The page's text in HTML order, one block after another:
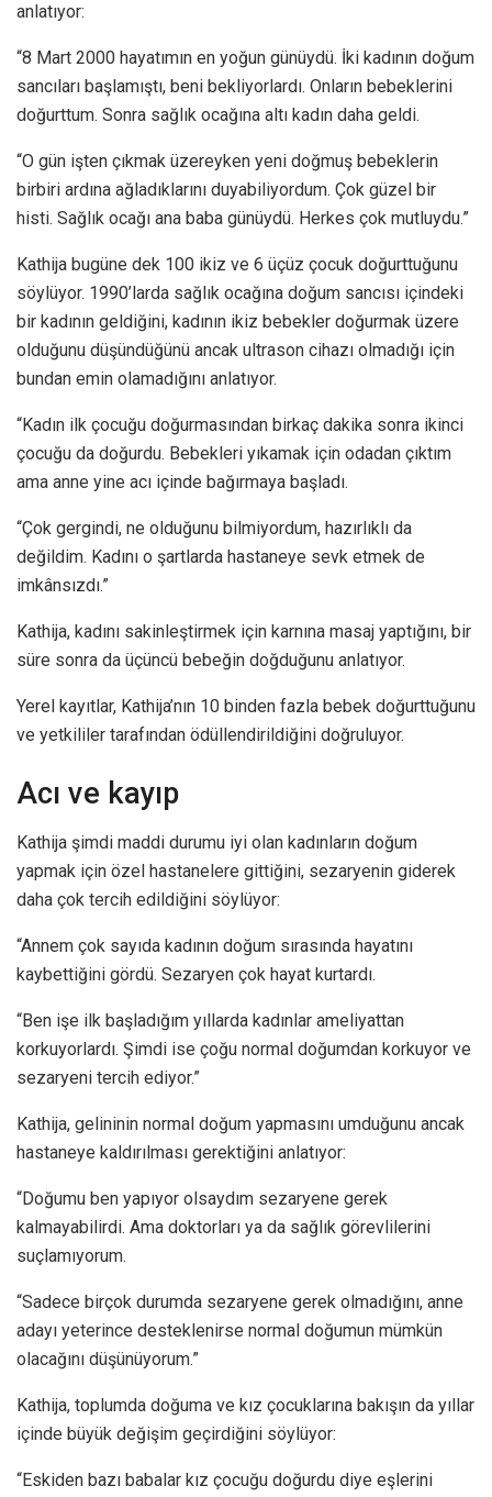
anlatıyor:
“8 Mart 2000 hayatımın en yoğun günüydü. İki kadının doğum
sancıları başlamıştı, beni bekliyorlardı. Onların bebeklerini
doğurttum. Sonra sağlık ocağına altı kadın daha geldi.
“O gün işten çıkmak üzereyken yeni doğmuş bebeklerin
birbiri ardına ağladıklarını duyabiliyordum. Çok güzel bir
histi. Sağlık ocağı ana baba günüydü. Herkes çok mutluydu.”
Kathija bugüne dek 100 ikiz ve 6 üçüz çocuk doğurttuğunu
söylüyor. 1990’larda sağlık ocağına doğum sancısı içindeki
bir kadının geldiğini, kadının ikiz bebekler doğurmak üzere
olduğunu düşündüğünü ancak ultrason cihazı olmadığı için
bundan emin olamadığını anlatıyor.
“Kadın ilk çocuğu doğurmasından birkaç dakika sonra ikinci
çocuğu da doğurdu. Bebekleri yıkamak için odadan çıktım
ama anne yine acı içinde bağırmaya başladı.
“Çok gergindi, ne olduğunu bilmiyordum, hazırlıklı da
değildim. Kadını o şartlarda hastaneye sevk etmek de
imkânsızdı.”
Kathija, kadını sakinleştirmek için karnına masaj yaptığını, bir
süre sonra da üçüncü bebeğin doğduğunu anlatıyor.
Yerel kayıtlar, Kathija’nın 10 binden fazla bebek doğurttuğunu
ve yetkililer tarafından ödüllendirildiğini doğruluyor.
Acı ve kayıp
Kathija şimdi maddi durumu iyi olan kadınların doğum
yapmak için özel hastanelere gittiğini, sezaryenin giderek
daha çok tercih edildiğini söylüyor:
“Annem çok sayıda kadının doğum sırasında hayatını
kaybettiğini gördü. Sezaryen çok hayat kurtardı.
“Ben işe ilk başladığım yıllarda kadınlar ameliyattan
korkuyorlardı. Şimdi ise çoğu normal doğumdan korkuyor ve
sezaryeni tercih ediyor.”
Kathija, gelininin normal doğum yapmasını umduğunu ancak
hastaneye kaldırılması gerektiğini anlatıyor:
“Doğumu ben yapıyor olsaydım sezaryene gerek
kalmayabilirdi. Ama doktorları ya da sağlık görevlilerini
suçlamıyorum.
“Sadece birçok durumda sezaryene gerek olmadığını, anne
adayı yeterince desteklenirse normal doğumun mümkün
olacağını düşünüyorum.”
Kathija, toplumda doğuma ve kız çocuklarına bakışın da yıllar
içinde büyük değişim geçirdiğini söylüyor:
“Eskiden bazı babalar kız çocuğu doğurdu diye eşlerini